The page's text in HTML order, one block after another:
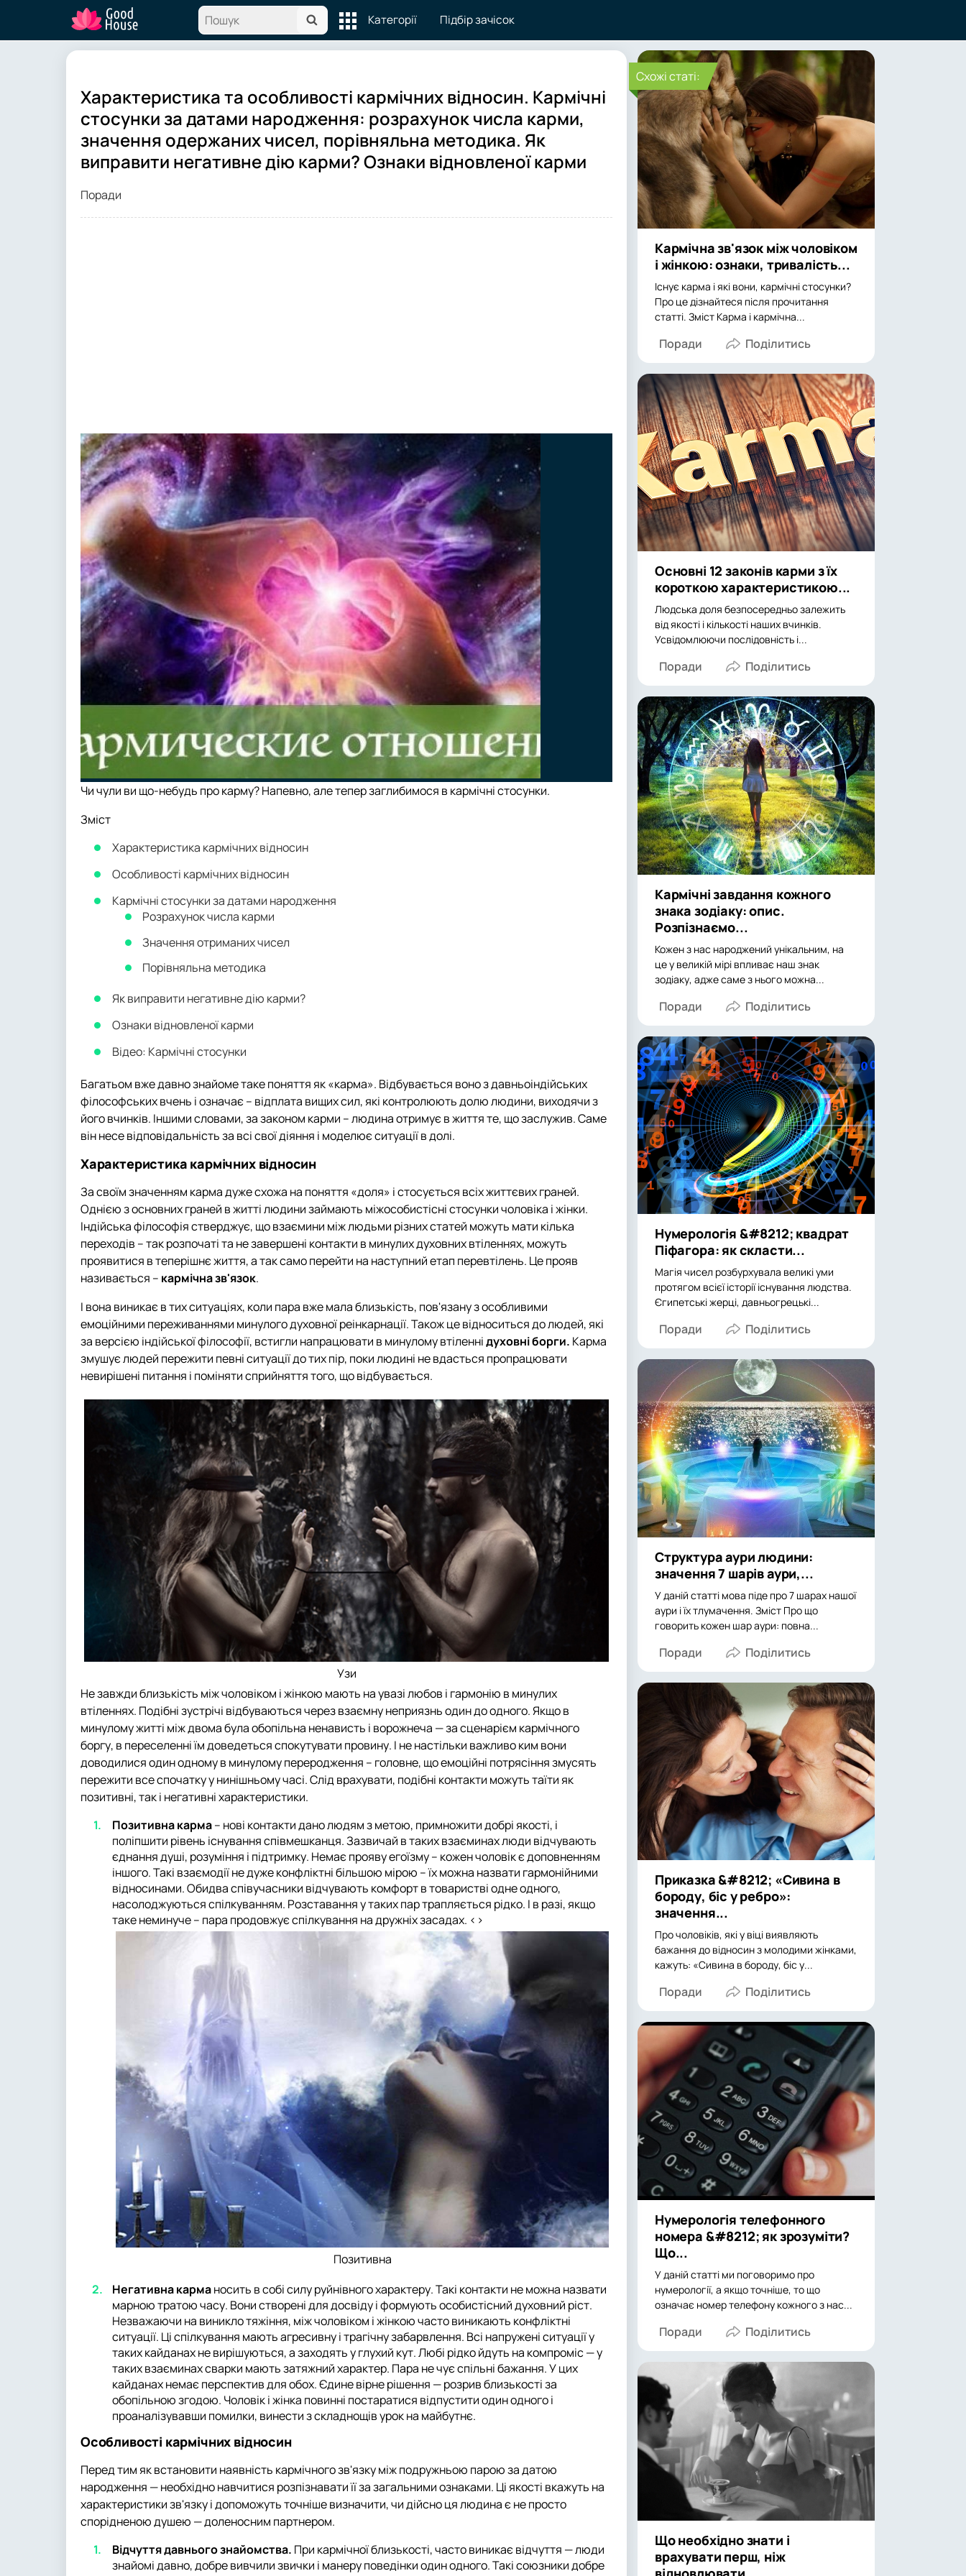
Категорії Підбір зачісок
Характеристика та особливості кармічних відносин. Кармічні
стосунки за датами народження: розрахунок числа карми,
значення одержаних чисел, порівняльна методика. Як
виправити негативне дію карми? Ознаки відновленої карми
Поради
Чи чули ви що-небудь про карму? Напевно, але тепер заглибимося в кармічні стосунки.
Зміст
Характеристика кармічних відносин
Особливості кармічних відносин
Кармічні стосунки за датами народження
Розрахунок числа карми
Значення отриманих чисел
Порівняльна методика
Як виправити негативне дію карми?
Ознаки відновленої карми
Відео: Кармічні стосунки
Багатьом вже давно знайоме таке поняття як «карма». Відбувається воно з давньоіндійських
філософських вчень і означає – відплата вищих сил, які контролюють долю людини, виходячи з
його вчинків. Іншими словами, за законом карми – людина отримує в життя те, що заслужив. Саме
він несе відповідальність за всі свої діяння і моделює ситуації в долі.
Характеристика кармічних відносин
За своїм значенням карма дуже схожа на поняття «доля» і стосується всіх життєвих граней.
Однією з основних граней в житті людини займають міжособистісні стосунки чоловіка і жінки.
Індійська філософія стверджує, що взаємини між людьми різних статей можуть мати кілька
переходів – так розпочаті та не завершені контакти в минулих духовних втіленнях, можуть
проявитися в теперішнє життя, а так само перейти на наступний етап перевтілень. Це прояв
називається – кармічна зв'язок.
І вона виникає в тих ситуаціях, коли пара вже мала близькість, пов'язану з особливими
емоційними переживаннями минулого духовної реінкарнації. Також це відноситься до людей, які
за версією індійської філософії, встигли напрацювати в минулому втіленнідуховні борги. Карма
змушує людей пережити певні ситуації до тих пір, поки людині не вдасться пропрацювати
невирішені питання і поміняти сприйняття того, що відбувається.
Узи
Не завжди близькість між чоловіком і жінкою мають на увазі любов і гармонію в минулих
втіленнях. Подібні зустрічі відбуваються через взаємну неприязнь один до одного. Якщо в
минулому житті між двома була обопільна ненависть і ворожнеча — за сценарієм кармічного
боргу, в переселенні їм доведеться спокутувати провину. І не настільки важливо ким вони
доводилися один одному в минулому переродження – головне, що емоційні потрясіння змусять
пережити все спочатку у нинішньому часі. Слід врахувати, подібні контакти можуть таїти як
позитивні, так і негативні характеристики.
Позитивна карма– нові контакти дано людям з метою, примножити добрі якості, і
поліпшити рівень існування співмешканця. Зазвичай в таких взаєминах люди відчувають
єднання душі, розуміння і підтримку. Немає прояву егоїзму – кожен чоловік є доповненням
іншого. Такі взаємодії не дуже конфліктні більшою мірою – їх можна назвати гармонійними
відносинами. Обидва співучасники відчувають комфорт в товаристві одне одного,
насолоджуються спілкуванням. Розставання у таких пар трапляється рідко. І в разі, якщо
таке неминуче – пара продовжує спілкування на дружніх засадах. <>
Позитивна
Негативна карманосить в собі силу руйнівного характеру. Такі контакти не можна назвати
марною тратою часу. Вони створені для досвіду і формують особистісний духовний ріст.
Незважаючи на виникло тяжіння, між чоловіком і жінкою часто виникають конфліктні
ситуації. Ці спілкування мають агресивну і трагічну забарвлення. Всі напружені ситуації у
таких кайданах не вирішуються, а заходять у глухий кут. Любі рідко йдуть на компроміс — у
таких взаєминах сварки мають затяжний характер. Пара не чує спільні бажання. У цих
кайданах немає перспектив для обох. Єдине вірне рішення — розрив близькості за
обопільною згодою. Чоловік і жінка повинні постаратися відпустити один одного і
проаналізувавши помилки, винести з складнощів урок на майбутнє.
Особливості кармічних відносин
Перед тим як встановити наявність кармічного зв'язку між подружньою парою за датою
народження — необхідно навчитися розпізнавати її за загальними ознаками. Ці якості вкажуть на
характеристики зв'язку і допоможуть точніше визначити, чи дійсно ця людина є не просто
спорідненою душею — доленосним партнером.
Відчуття давнього знайомства. При кармічної близькості, часто виникає відчуття — люди
знайомі давно, добре вивчили звички і манеру поведінки один одного. Такі союзники добре
Cхожі статі:
Кармічна зв'язок між чоловіком
і жінкою: ознаки, тривалість...
Існує карма і які вони, кармічні стосунки?
Про це дізнайтеся після прочитання
статті. Зміст Карма і кармічна...
Поради
Основні 12 законів карми з їх
короткою характеристикою...
Людська доля безпосередньо залежить
від якості і кількості наших вчинків.
Усвідомлюючи послідовність і...
Поради
Кармічні завдання кожного
знака зодіаку: опис.
Розпізнаємо...
Кожен з нас народжений унікальним, на
це у великій мірі впливає наш знак
зодіаку, адже саме з нього можна...
Поради
Нумерологія &#8212; квадрат
Піфагора: як скласти...
Магія чисел розбурхувала великі уми
протягом всієї історії існування людства.
Єгипетські жерці, давньогрецькі...
Поради
Структура аури людини:
значення 7 шарів аури,...
У даній статті мова піде про 7 шарах нашої
аури і їх тлумачення. Зміст Про що
говорить кожен шар аури: повна...
Поради
Приказка &#8212; «Сивина в
бороду, біс у ребро»:
значення...
Про чоловіків, які у віці виявляють
бажання до відносин з молодими жінками,
кажуть: «Сивина в бороду, біс у...
Поради
Нумерологія телефонного
номера &#8212; як зрозуміти?
Що...
У даній статті ми поговоримо про
нумерології, а якщо точніше, то що
означає номер телефону кожного з нас...
Поради
Що необхідно знати і
врахувати перш, ніж